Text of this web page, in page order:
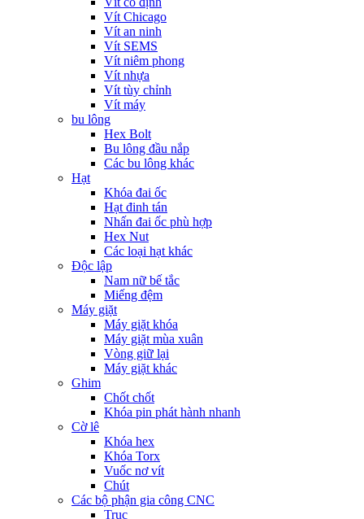
Vít Chicago
Vít an ninh
Vít SEMS
Vít niêm phong
Vít nhựa
Vít tùy chỉnh
Vít máy
bu lông
Hex Bolt
Bu lông đầu nắp
Các bu lông khác
Hạt
Khóa đai ốc
Hạt đinh tán
Nhấn đai ốc phù hợp
Hex Nut
Các loại hạt khác
Độc lập
Nam nữ bế tắc
Miếng đệm
Máy giặt
Máy giặt khóa
Máy giặt mùa xuân
Vòng giữ lại
Máy giặt khác
Ghim
Chốt chốt
Khóa pin phát hành nhanh
Cờ lê
Khóa hex
Khóa Torx
Vuốc nơ vít
Chút
Các bộ phận gia công CNC
Trục